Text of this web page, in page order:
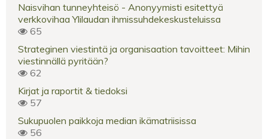
Naisvihan tunneyhteisö - Anonyymisti esitettyä
verkkovihaa Ylilaudan ihmissuhdekeskusteluissa
65
Strateginen viestintä ja organisaation tavoitteet: Mihin
viestinnällä pyritään?
62
Kirjat ja raportit & tiedoksi
57
Sukupuolen paikkoja median ikämatriisissa
56